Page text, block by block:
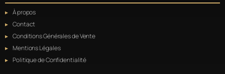
options
peuvent
être
sur
la
page
À propos
Contact
Conditions Générales de Vente
Mentions Légales
Politique de Confidentialité